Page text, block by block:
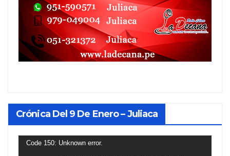
Crónica Del 9 De Enero – Juliaca
Reproductor
Code 150: Unknown error.